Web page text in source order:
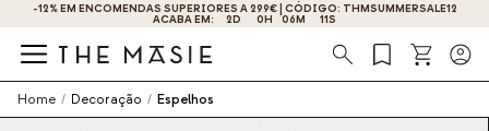
-12% EM ENCOMENDAS SUPERIORES A 299€ | CÓDIGO: THMSUMMERSALE12
ACABA EM: 2D 0H 06M 11S
OBTENHA 10% DE DESCONTO AO SE INSCREVER AGORA!
Procura
Home / Decoração / Espelhos